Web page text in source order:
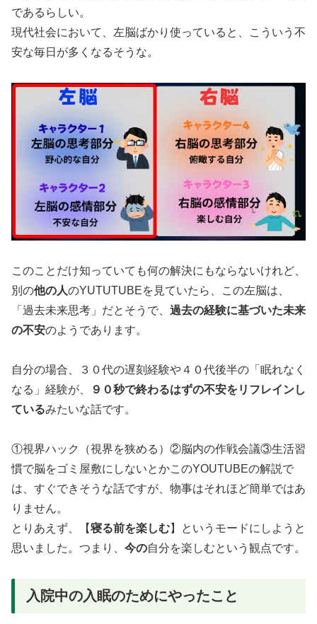
であるらしい。
現代社会において、左脳ばかり使っていると、こういう不
安な毎日が多くなるそうな。
このことだけ知っていても何の解決にもならないけれど、
別の他の人のYUTUTUBEを見ていたら、この左脳は、
「過去未来思考」だとそうで、 過去の経験に基づいた未来
の不安のようであります。
自分の場合、３０代の遅刻経験や４０代後半の「眠れなく
なる」経験が、
９０秒で終わるはずの不安をリフレインし
ているみたいな話です。
①視界ハック（視界を狭める）②脳内の作戦会議③生活習
慣で脳をゴミ屋敷にしないとかこのYOUTUBEの解説で
は、すぐできそうな話ですが、物事はそれほど簡単ではあ
りません。
とりあえず、【寝る前を楽しむ】というモードにしようと
思いました。つまり、 今の自分を楽しむという観点です。
入院中の入眠のためにやったこと